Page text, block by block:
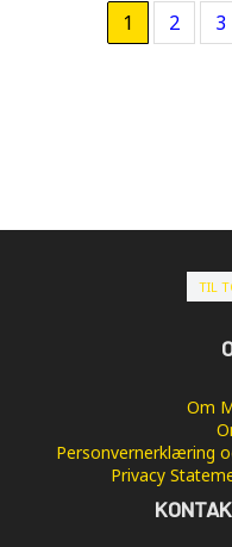
1 2 3
TIL
Om
Personvernerklæring
Privacy